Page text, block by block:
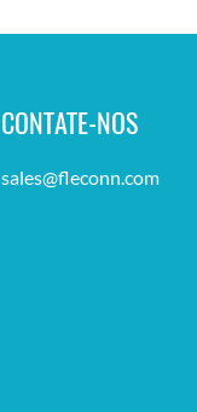
CONTATE-NOS
sales@fleconn.com